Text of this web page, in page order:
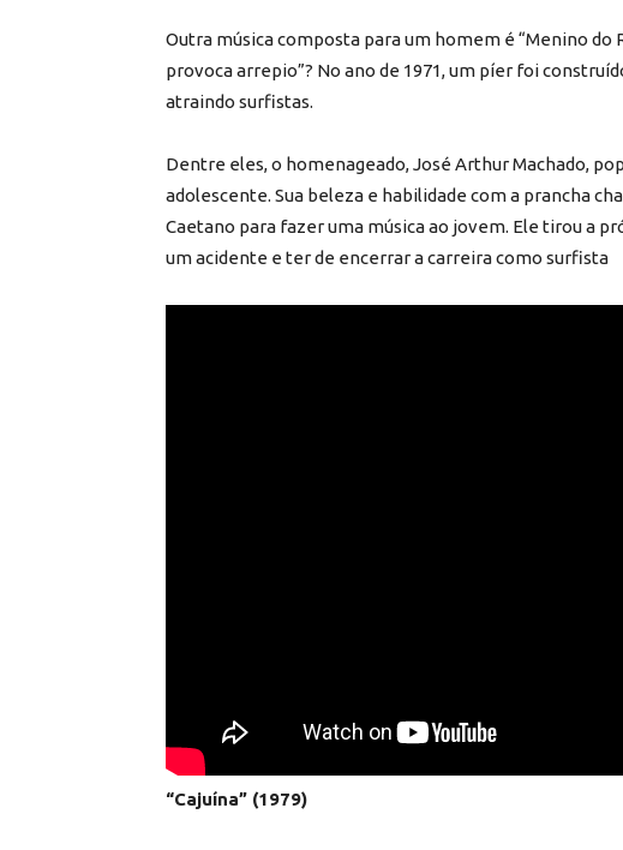
Outra música composta para um homem é “Menino do
provoca arrepio”? No ano de 1971, um píer foi
atraindo surfistas.
Dentre eles, o homenageado, José Arthur Machado,
adolescente. Sua beleza e habilidade com a prancha
Caetano para fazer uma música ao jovem. Ele tirou a
um acidente e ter de encerrar a carreira como surfista
“Cajuína” (1979)